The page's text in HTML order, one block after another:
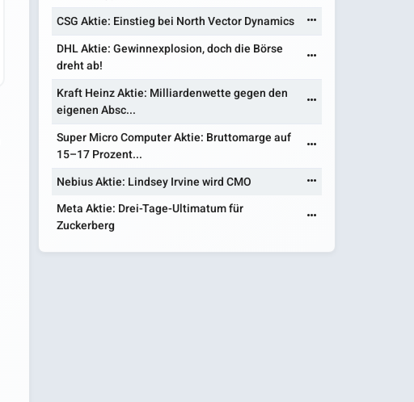
CSG Aktie: Einstieg bei North Vector Dynamics
DHL Aktie: Gewinnexplosion, doch die Börse
dreht ab!
Kraft Heinz Aktie: Milliardenwette gegen den
eigenen Absc...
Super Micro Computer Aktie: Bruttomarge auf
15–17 Prozent...
Nebius Aktie: Lindsey Irvine wird CMO
Meta Aktie: Drei-Tage-Ultimatum für
Zuckerberg